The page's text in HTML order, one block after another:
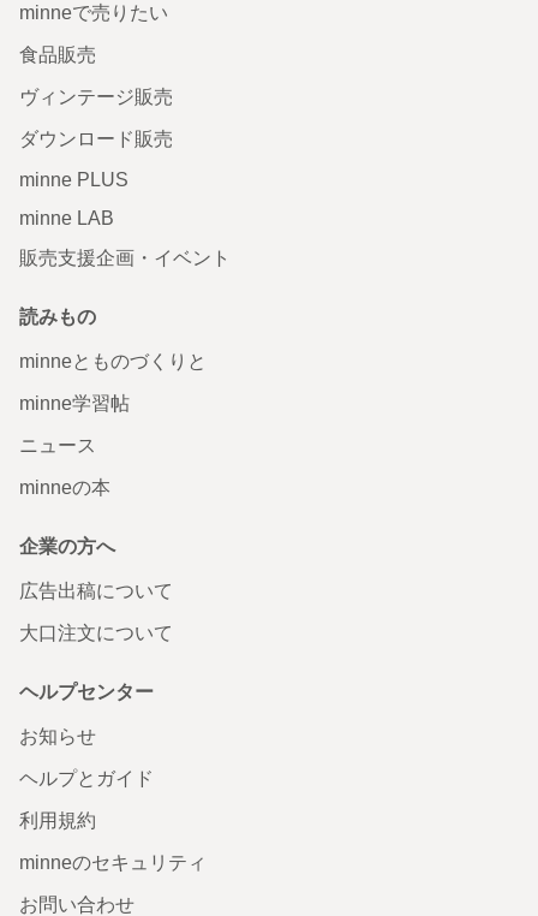
minneで売りたい
食品販売
ヴィンテージ販売
ダウンロード販売
minne PLUS
minne LAB
販売支援企画・イベント
読みもの
minneとものづくりと
minne学習帖
ニュース
minneの本
企業の方へ
広告出稿について
大口注文について
ヘルプセンター
お知らせ
ヘルプとガイド
利用規約
minneのセキュリティ
お問い合わせ